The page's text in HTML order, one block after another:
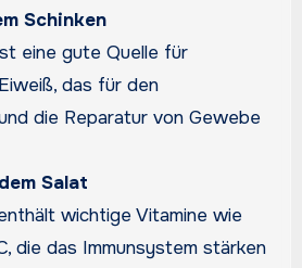
Schinken
eine gute Quelle für
das für den
die Reparatur von Gewebe
Salat
wichtige Vitamine wie
die das Immunsystem stärken